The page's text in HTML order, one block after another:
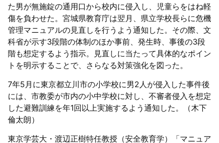
た男が無施錠の通用口から校内に侵入し、児童らをはね軽
傷を負わせた。宮城県教育庁は翌月、県立学校長らに危機
管理マニュアルの見直しを行うよう通知した。その際、文
科省が示す3段階の体制のほか事前、発生時、事後の3段
階も想定するよう指示。見直しに当たって具体的なポイン
トを明示することで、さらなる対策強化を図った。
7年5月に東京都立川市の小学校に男2人が侵入した事件後
には、市教委が市内の小中学校に対し、不審者侵入を想定
した避難訓練を年1回以上実施するよう通知した。（木下
倫太朗）
東京学芸大・渡辺正樹特任教授（安全教育学）「マニュア